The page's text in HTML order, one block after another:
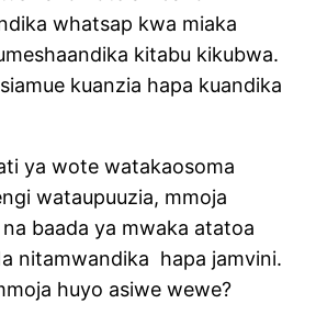
whatsap kwa miaka
kitabu kikubwa.
kuanzia hapa kuandika
ya wote watakaosoma
wataupuuzia, mmoja
baada ya mwaka atatoa
nitamwandika hapa jamvini.
huyo asiwe wewe?